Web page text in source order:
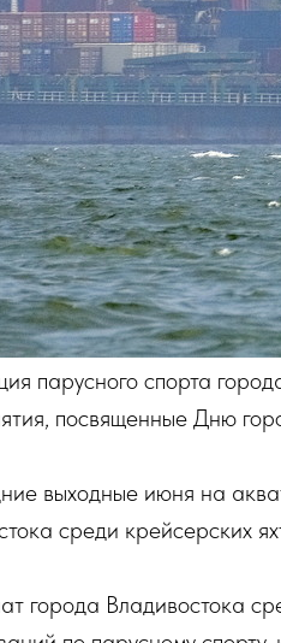
парусного спорта
посвященные Дню
выходные июня на
среди крейсерских
города Владивостока